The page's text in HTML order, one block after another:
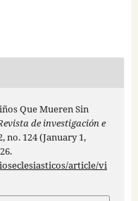
Que Mueren Sin
de investigación e
no. 124 (January 1,
article/vi